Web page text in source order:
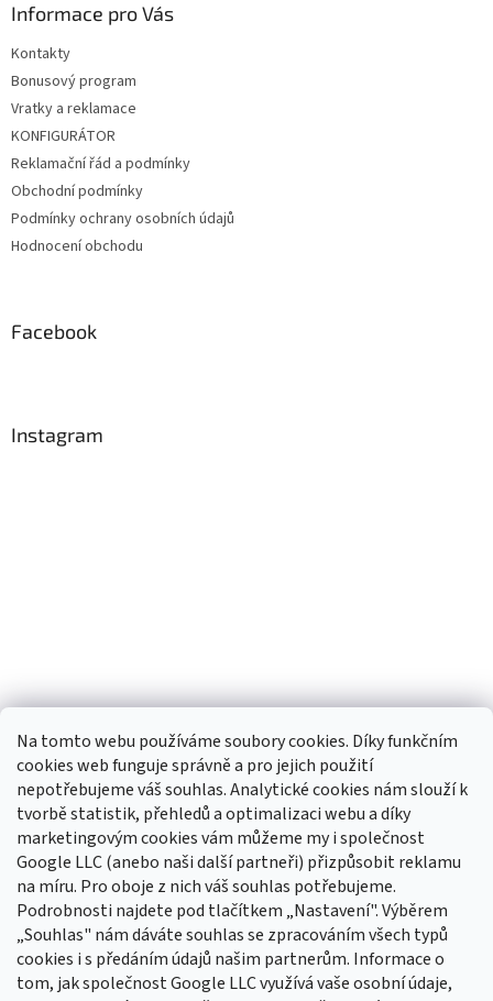
Na tomto webu používáme soubory cookies. Díky funkčním
cookies web funguje správně a pro jejich použití
nepotřebujeme váš souhlas. Analytické cookies nám slouží k
tvorbě statistik, přehledů a optimalizaci webu a díky
marketingovým cookies vám můžeme my i společnost
Google LLC (anebo naši další partneři) přizpůsobit reklamu
na míru. Pro oboje z nich váš souhlas potřebujeme.
Podrobnosti najdete pod tlačítkem „Nastavení". Výběrem
„Souhlas" nám dáváte souhlas se zpracováním všech typů
cookies i s předáním údajů našim partnerům. Informace o
tom, jak společnost Google LLC využívá vaše osobní údaje,
Informace pro Vás
Kontakty
Bonusový program
Vratky a reklamace
KONFIGURÁTOR
Reklamační řád a podmínky
Obchodní podmínky
Podmínky ochrany osobních údajů
Hodnocení obchodu
Facebook
Instagram
Sledovat na Instagramu
Odebírat newsletter
Vložte svůj e-mail a my vám budeme zasílat informace o nových
produktech na našem e-shopu.